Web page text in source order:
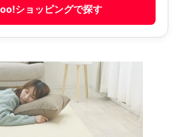
ショッピングで探す